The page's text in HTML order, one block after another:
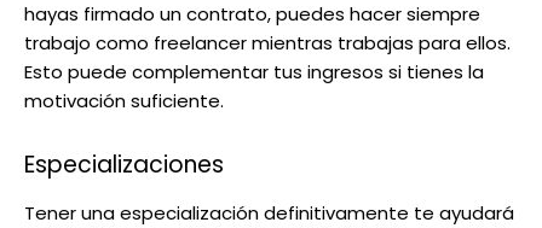
hayas firmado un contrato, puedes hacer siempre
trabajo como freelancer mientras trabajas para ellos.
Esto puede complementar tus ingresos si tienes la
motivación suficiente.
Especializaciones
Tener una especialización definitivamente te ayudará